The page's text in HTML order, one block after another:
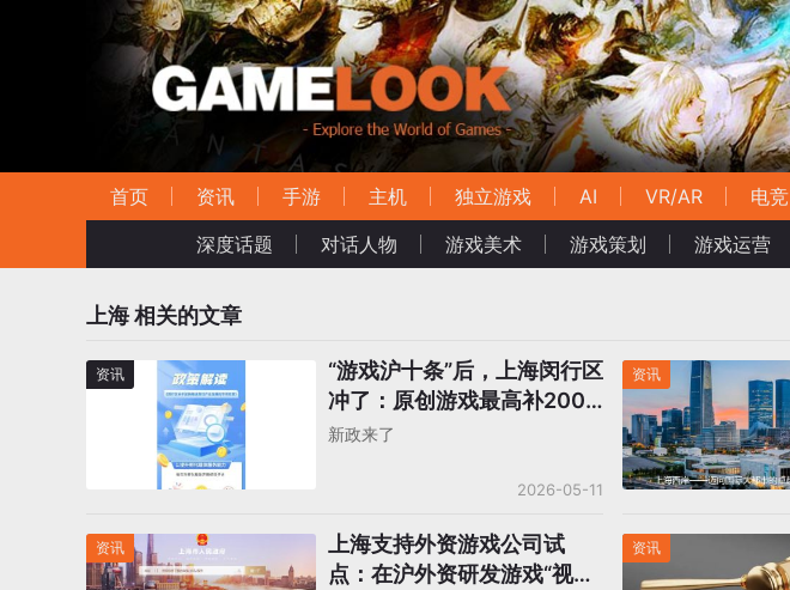
首页 资讯 手游 主机 独立游戏 AI VR/AR
电竞
深度话题
对话人物 游戏美术 游戏策划 游戏运营
上海相关的文章
资讯
“游戏沪十条”后，上海闵行区
冲了：原创游戏最高补200
万，版号上线奖30万
新政来了
2026-05-11
资讯
资讯
上海支持外资游戏公司试
点：在沪外资研发游戏“视同
资讯